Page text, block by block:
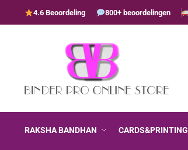
4.6 Beoordeling 800+ beoordelingen
RAKSHA BANDHAN CARDS&PRINTING